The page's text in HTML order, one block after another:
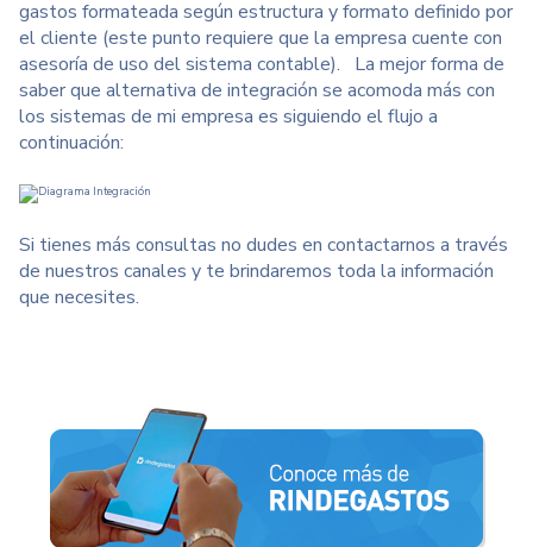
gastos formateada según estructura y formato definido por
el cliente (este punto requiere que la empresa cuente con
asesoría de uso del sistema contable). La mejor forma de
saber que alternativa de integración se acomoda más con
los sistemas de mi empresa es siguiendo el flujo a
continuación:
Si tienes más consultas no dudes en contactarnos a través
de nuestros canales y te brindaremos toda la información
que necesites.